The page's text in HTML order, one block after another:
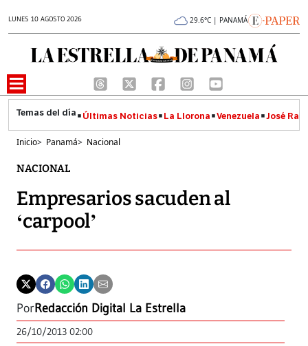
LUNES 10 AGOSTO 2026 29.6°C | PANAMÁ
Últimas Noticias La Llorona Venezuela José
Inicio> Panamá> Nacional
NACIONAL
Empresarios sacuden al
‘carpool’
PorRedacción Digital La Estrella
26/10/2013 02:00